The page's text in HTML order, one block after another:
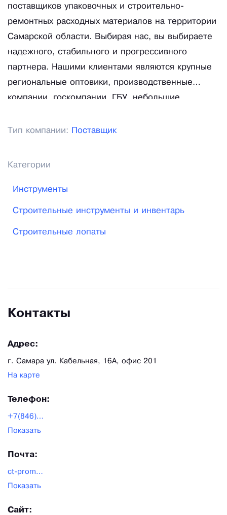
поставщиков упаковочных и строительно-
ремонтных расходных материалов на территории
Самарской области. Выбирая нас, вы выбираете
надежного, стабильного и прогрессивного
партнера. Нашими клиентами являются крупные
региональные оптовики, производственные
компании, госкомпании, ГБУ, небольшие
физические лица. Мы работаем по Самаре и
Тип компании: Поставщик
Категории
Инструменты
Строительные инструменты и инвентарь
Строительные лопаты
Контакты
Адрес:
г. Самара ул. Кабельная, 16А, офис 201
На карте
Телефон:
+7(846)207-87-00
Показать
Почта:
ct-prom@yandex.ru
Показать
Сайт: